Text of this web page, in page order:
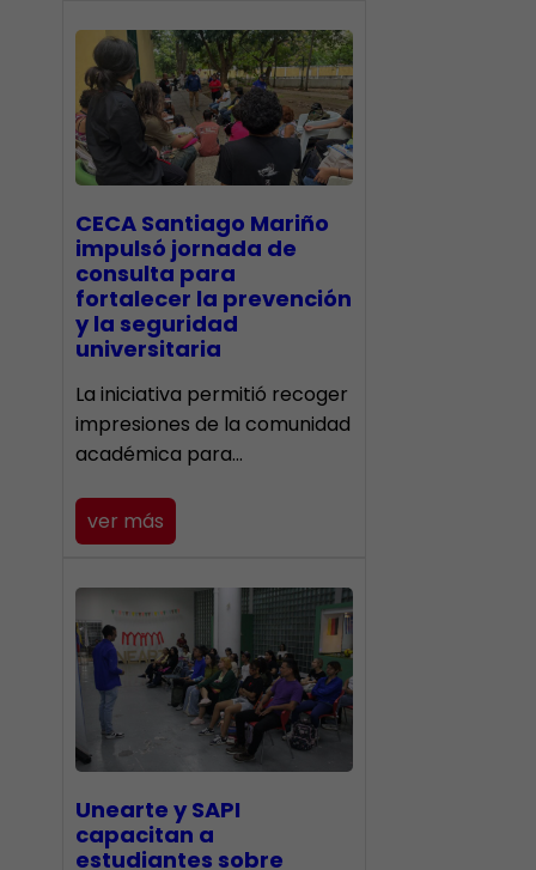
CECA Santiago Mariño
impulsó jornada de
consulta para
fortalecer la prevención
y la seguridad
universitaria
La iniciativa permitió recoger
impresiones de la comunidad
académica para…
ver más
Unearte y SAPI
capacitan a
estudiantes sobre